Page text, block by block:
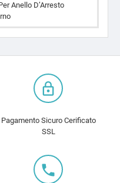
Anello D’Arresto
lock_outline
Pagamento Sicuro Cerificato
SSL
local_phone